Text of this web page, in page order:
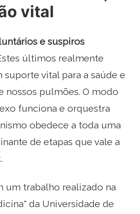
vital
e suspiros
últimos realmente
vital para a saúde e
nossos pulmões. O modo
funciona e orquestra
obedece a toda uma
de etapas que vale a
um trabalho realizado na
da Universidade de